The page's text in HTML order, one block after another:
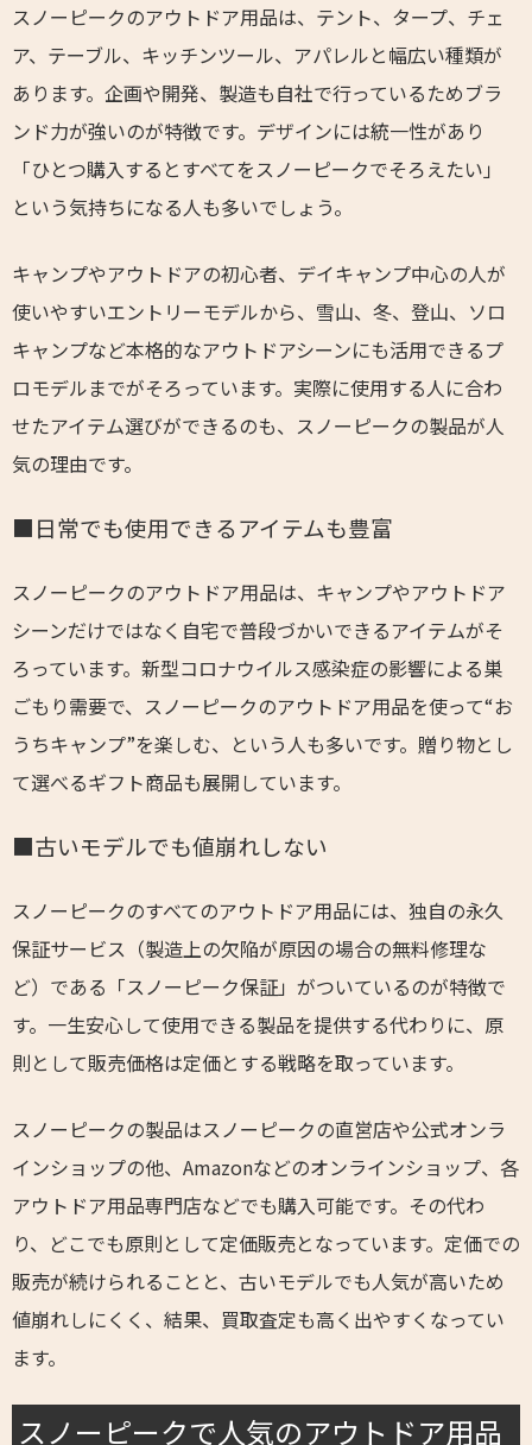
スノーピークのアウトドア用品は、テント、タープ、チェ
ア、テーブル、キッチンツール、アパレルと幅広い種類が
あります。企画や開発、製造も自社で行っているためブラ
ンド力が強いのが特徴です。デザインには統一性があり
「ひとつ購入するとすべてをスノーピークでそろえたい」
という気持ちになる人も多いでしょう。
キャンプやアウトドアの初心者、デイキャンプ中心の人が
使いやすいエントリーモデルから、雪山、冬、登山、ソロ
キャンプなど本格的なアウトドアシーンにも活用できるプ
ロモデルまでがそろっています。実際に使用する人に合わ
せたアイテム選びができるのも、スノーピークの製品が人
気の理由です。
■日常でも使用できるアイテムも豊富
スノーピークのアウトドア用品は、キャンプやアウトドア
シーンだけではなく自宅で普段づかいできるアイテムがそ
ろっています。新型コロナウイルス感染症の影響による巣
ごもり需要で、スノーピークのアウトドア用品を使って“お
うちキャンプ”を楽しむ、という人も多いです。贈り物とし
て選べるギフト商品も展開しています。
■古いモデルでも値崩れしない
スノーピークのすべてのアウトドア用品には、独自の永久
保証サービス（製造上の欠陥が原因の場合の無料修理な
ど）である「スノーピーク保証」がついているのが特徴で
す。一生安心して使用できる製品を提供する代わりに、原
則として販売価格は定価とする戦略を取っています。
スノーピークの製品はスノーピークの直営店や公式オンラ
インショップの他、Amazonなどのオンラインショップ、各
アウトドア用品専門店などでも購入可能です。その代わ
り、どこでも原則として定価販売となっています。定価での
販売が続けられることと、古いモデルでも人気が高いため
値崩れしにくく、結果、買取査定も高く出やすくなってい
ます。
スノーピークで人気のアウトドア用品